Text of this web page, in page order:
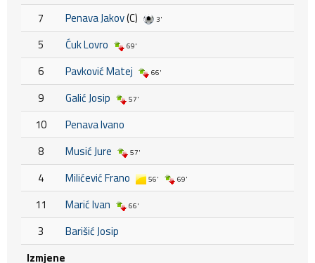
7
Penava Jakov(C) 3'
5 Ćuk Lovro 69'
6 Pavković Matej 66'
9 Galić Josip 57'
10
Penava Ivano
8
Musić Jure 57'
4 Milićević Frano 56' 69'
11 Marić Ivan 66'
3
Barišić Josip
Izmjene